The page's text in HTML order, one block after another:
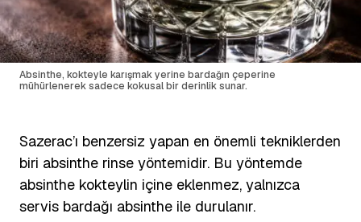
Absinthe, kokteyle karışmak yerine bardağın çeperine
mühürlenerek sadece kokusal bir derinlik sunar.
Sazerac’ı benzersiz yapan en önemli tekniklerden
biri absinthe rinse yöntemidir. Bu yöntemde
absinthe kokteylin içine eklenmez, yalnızca
servis bardağı absinthe ile durulanır.